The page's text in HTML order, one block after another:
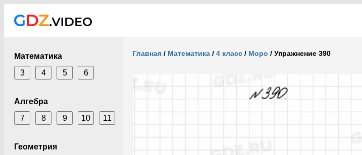
Математика
3
4 5 6
Алгебра
7
8 9 10 11
Геометрия
Главная / Математика / 4 класс / Моро / Упражнение 390